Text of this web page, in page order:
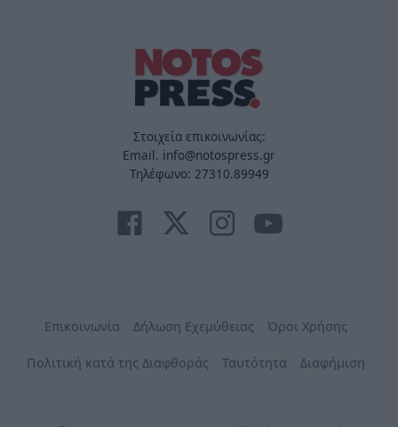
Στοιχεία επικοινωνίας:
Email. info@notospress.gr
Τηλέφωνο: 27310.89949
Επικοινωνία Δήλωση Εχεμύθειας Όροι Χρήσης
Πολιτική κατά της Διαφθοράς Ταυτότητα Διαφήμιση